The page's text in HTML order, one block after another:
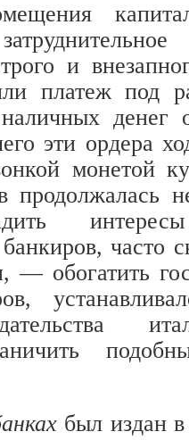
и
платеж под
денег
эти ордера
монетой
продолжалась
часто
— обогатить
был издан